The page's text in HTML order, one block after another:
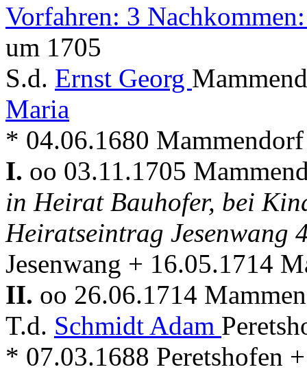
Vorfahren: 3
um 1705
S.d. Ernst Georg
Maria
* 04.06.1680
I. oo 03.11.1705
in Heirat Bauhofer, bei
Heiratseintrag Jesenwang
Jesenwang + 16.05.1714
II. oo 26.06.1714
T.d. Schmidt Adam
* 07.03.1688 Peretshofen